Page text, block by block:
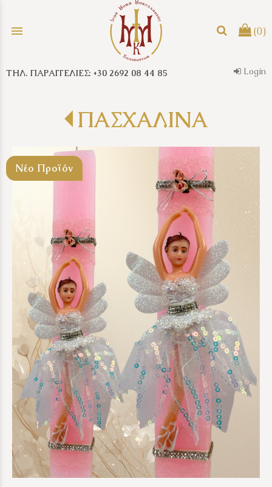
menu (0)
search
ΤΗΛ. ΠΑΡΑΓΓΕΛΙΕΣ: +30 2692 08 44 85 Login
ΠΑΣΧΑΛΙΝΑ
Νέο Προϊόν